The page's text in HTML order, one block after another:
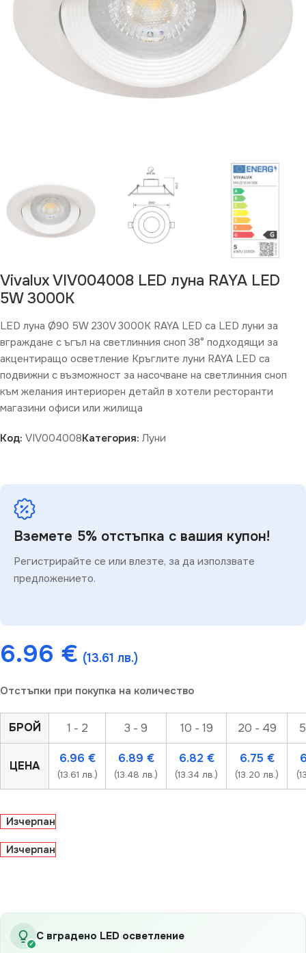
Vivalux VIV004008 LED луна RAYA LED
5W 3000K
LED луна Ø90 5W 230V 3000K RAYA LED са LED луни за
вграждане с ъгъл на светлинния сноп 38° подходящи за
акцентиращо осветление Кръглите луни RAYA LED са
подвижни с възможност за насочване на светлинния сноп
към желания интериорен детайл в хотели ресторанти
магазини офиси или жилища
Код: VIV004008Категория: Луни
Вземете 5% отстъпка с вашия купон!
Регистрирайте се или влезте, за да използвате
предложението.
6.96 € (13.61 лв.)
Отстъпки при покупка на количество
БРОЙ 1 - 2 3 - 9 10 - 19 20 - 49
ЦЕНА
6.96 €
(13.61 лв.)
6.89 €
(13.48 лв.)
6.82 €
(13.34 лв.)
6.75 €
(13.20 лв.)
Изчерпан
Изчерпан
✓
С вградено LED осветление